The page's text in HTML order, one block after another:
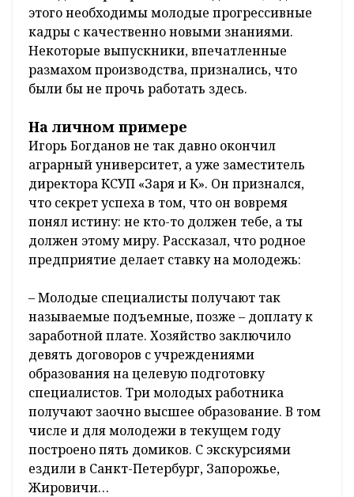
этого необходимы молодые прогрессивные
кадры с качественно новыми знаниями.
Некоторые выпускники, впечатленные
размахом производства, признались, что
были бы не прочь работать здесь.
На личном примере
Игорь Богданов не так давно окончил
аграрный университет, а уже заместитель
директора КСУП «Заря и К». Он признался,
что секрет успеха в том, что он вовремя
понял истину: не кто-то должен тебе, а ты
должен этому миру. Рассказал, что родное
предприятие делает ставку на молодежь:
– Молодые специалисты получают так
называемые подъемные, позже – доплату к
заработной плате. Хозяйство заключило
девять договоров с учреждениями
образования на целевую подготовку
специалистов. Три молодых работника
получают заочно высшее образование. В том
числе и для молодежи в текущем году
построено пять домиков. С экскурсиями
ездили в Санкт-Петербург, Запорожье,
Жировичи…